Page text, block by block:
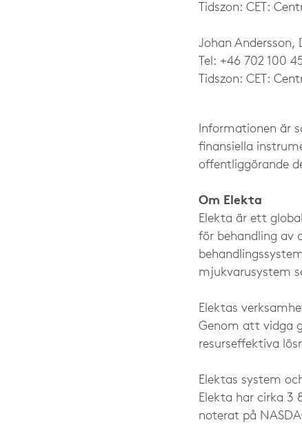
Tidszon: CET:
Johan Andersson,
Tel: +46 702 100
Tidszon: CET:
Informationen är
finansiella
offentliggörande
Om Elekta
Elekta är ett
för behandling av
mjukvarusystem
Elektas
Genom att vidga
resurseffektiva
Elektas system
Elekta har cirka 3
noterat på